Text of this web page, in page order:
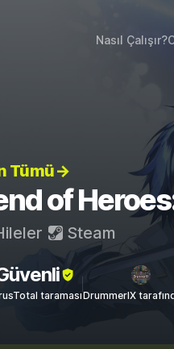
Nasıl Çalışır?
Tümü→
of
Steam
taramasıDrummerIX